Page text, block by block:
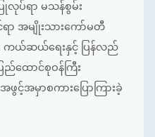
ြုလုပ်ရာ မသန်စွမ်း
ရာ အမျိုးသားကော်မတီ
၊ ကယ်ဆယ်ရေးနှင့် ပြန်လည်
ြည်ထောင်စုဝန်ကြီး
င့်အမှာစကားပြောကြားခဲ့